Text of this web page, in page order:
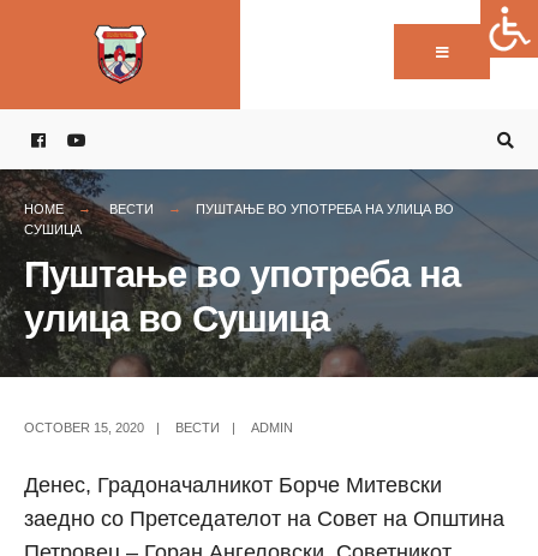
HOME ВЕСТИ
ПУШТАЊЕ ВО УПОТРЕБА НА УЛИЦА ВО
СУШИЦА
Пуштање во употреба на
улица во Сушица
OCTOBER 15, 2020 ВЕСТИ ADMIN
Денес, Градоначалникот Борче Митевски
заедно со Претседателот на Совет на Општина